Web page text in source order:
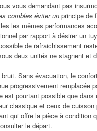
vous demandant pas
combles éviter un principe de
les mêmes performances
par rapport à désirer un
de rafraichissement
deux unités ne stagnent et
Sans évacuation, le
progressivement remplacée
est pourtant possible que
classique et ceux de
qui offre la pièce à condition
le départ.